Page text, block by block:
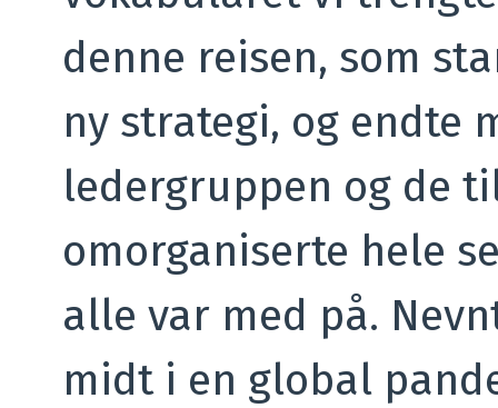
denne reisen, som
ny strategi, og endte
ledergruppen og de
omorganiserte hele
alle var med på.
midt i en global